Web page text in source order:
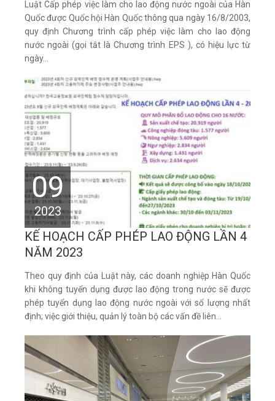
Luật Cấp phép việc làm cho lao động nước ngoài của Hàn
Quốc được Quốc hội Hàn Quốc thông qua ngày 16/8/2003,
quy định Chương trình cấp phép việc làm cho lao động
nước ngoài (gọi tắt là Chương trình EPS ), có hiệu lực từ
ngày...
09
2023
KẾ HOẠCH CẤP PHÉP LAO ĐỘNG LẦN 4
NĂM 2023
Theo quy định của Luật này, các doanh nghiệp Hàn Quốc
khi không tuyển dụng được lao động trong nước sẽ được
phép tuyển dụng lao động nước ngoài với số lượng nhất
định; việc giới thiệu, quản lý toàn bộ các vấn đề liên...